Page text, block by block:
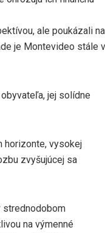
ale poukázali na
je Montevideo stále v
jej solídne
horizonte, vysokej
zvyšujúcej sa
strednodobom
na výmenné